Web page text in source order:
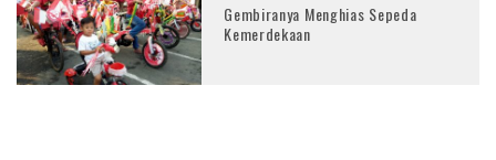
Gembiranya Menghias Sepeda
Kemerdekaan